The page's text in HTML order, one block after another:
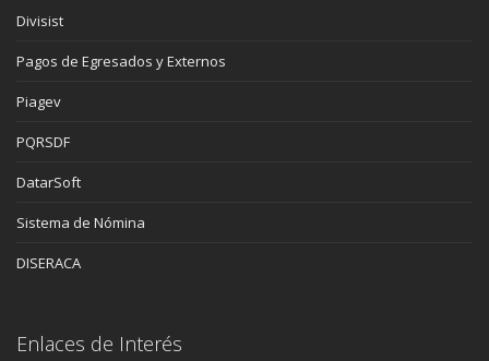
Divisist
Pagos de Egresados y Externos
Piagev
PQRSDF
DatarSoft
Sistema de Nómina
DISERACA
Enlaces de Interés